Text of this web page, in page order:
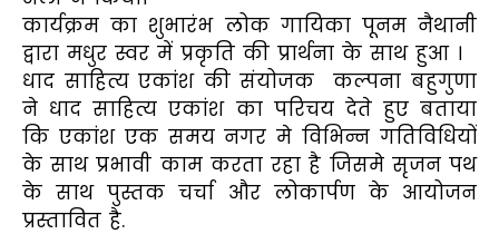
कार्यक्रम का शुभारंभ लोक गायिका पूनम नैथानी
द्वारा मधुर स्वर में प्रकृति की प्रार्थना के साथ हुआ ।
धाद साहित्य एकांश की संयोजक कल्पना बहुगुणा
ने धाद साहित्य एकांश का परिचय देते हुए बताया
कि एकांश एक समय नगर मे विभिन्न गतिविधियों
के साथ प्रभावी काम करता रहा है जिसमे सृजन पथ
के साथ पुस्तक चर्चा और लोकार्पण के आयोजन
प्रस्तावित है.